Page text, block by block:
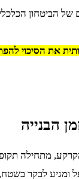
של הביטחון
את הסיכוי
הבנייה
מתחילה
ומגיע לבקר